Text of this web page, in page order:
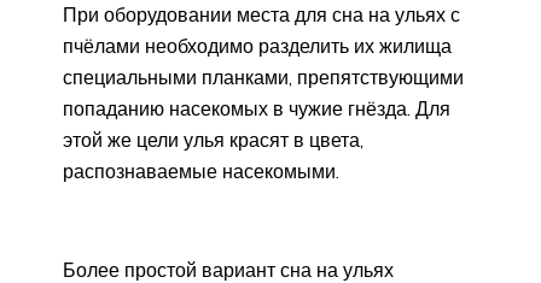
При оборудовании места для сна на ульях с
пчёлами необходимо разделить их жилища
специальными планками, препятствующими
попаданию насекомых в чужие гнёзда. Для
этой же цели улья красят в цвета,
распознаваемые насекомыми.
Более простой вариант сна на ульях